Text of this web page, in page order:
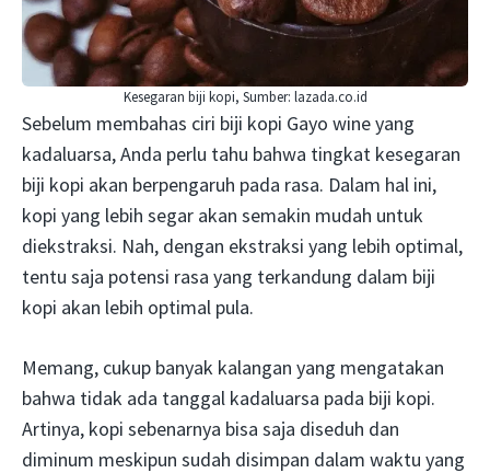
Kesegaran biji kopi, Sumber: lazada.co.id
Sebelum membahas ciri biji kopi Gayo wine yang
kadaluarsa, Anda perlu tahu bahwa tingkat kesegaran
biji kopi akan berpengaruh pada rasa. Dalam hal ini,
kopi yang lebih segar akan semakin mudah untuk
diekstraksi. Nah, dengan ekstraksi yang lebih optimal,
tentu saja potensi rasa yang terkandung dalam biji
kopi akan lebih optimal pula.
Memang, cukup banyak kalangan yang mengatakan
bahwa tidak ada tanggal kadaluarsa pada biji kopi.
Artinya, kopi sebenarnya bisa saja diseduh dan
diminum meskipun sudah disimpan dalam waktu yang